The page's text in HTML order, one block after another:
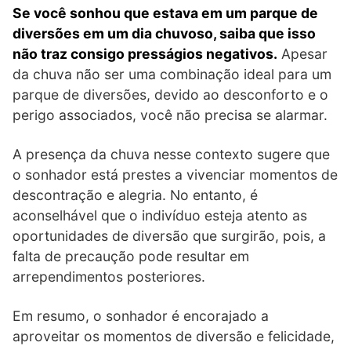
Se você sonhou que estava em um parque de
diversões em um dia chuvoso, saiba que isso
não traz consigo presságios negativos. Apesar
da chuva não ser uma combinação ideal para um
parque de diversões, devido ao desconforto e o
perigo associados, você não precisa se alarmar.
A presença da chuva nesse contexto sugere que
o sonhador está prestes a vivenciar momentos de
descontração e alegria. No entanto, é
aconselhável que o indivíduo esteja atento as
oportunidades de diversão que surgirão, pois, a
falta de precaução pode resultar em
arrependimentos posteriores.
Em resumo, o sonhador é encorajado a
aproveitar os momentos de diversão e felicidade,